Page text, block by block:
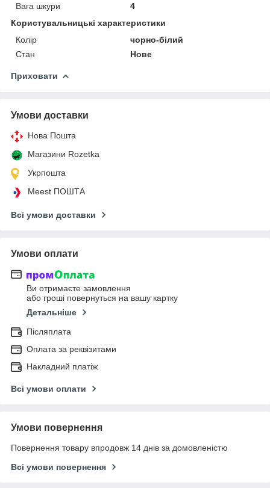
Вага шкури
4
Користувальницькі характеристики
Колір
чорно-білий
Стан
Нове
Приховати
Умови доставки
Нова Пошта
Магазини Rozetka
Укрпошта
Meest ПОШТА
Всі умови доставки
Умови оплати
Ви отримаєте замовлення
або гроші повернуться на вашу картку
Детальніше
Післяплата
Оплата за реквізитами
Накладний платіж
Всі умови оплати
Умови повернення
Повернення товару впродовж 14 днів за домовленістю
Всі умови повернення